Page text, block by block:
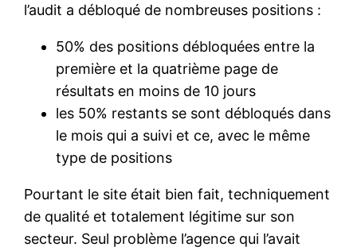
l’audit a débloqué de nombreuses positions :
50% des positions débloquées entre la
première et la quatrième page de
résultats en moins de 10 jours
les 50% restants se sont débloqués dans
le mois qui a suivi et ce, avec le même
type de positions
Pourtant le site était bien fait, techniquement
de qualité et totalement légitime sur son
secteur. Seul problème l’agence qui l’avait